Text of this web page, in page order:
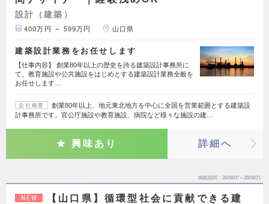
設計（建築）
400万円 ～ 599万円 山口県
建築設計業務をお任せします
【仕事内容】 創業80年以上の歴史を誇る建築設計事務所に
て、教育施設や公共施設をはじめとする建築設計業務全般を
お任せします…
会社概要
創業80年以上、地元東北地方を中心に全国を営業範囲とする建築設
計事務所です。官公庁施設や教育施設、病院など様々な施設の建…
興味あり 詳細へ
掲載期間 26/08/07～26/08/21
NEW
【山口県】循環型社会に貢献できる建